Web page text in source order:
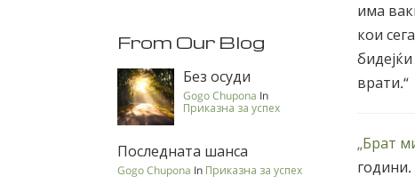
има
кои
врати.“
„Брат
From Our Blog
Без осуди
Gogo Chupona In
Приказна за успех
Последната шанса
Gogo Chupona In Приказна за успех